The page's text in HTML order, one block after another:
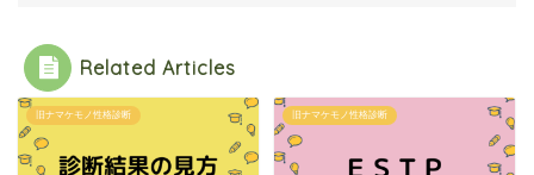
Related Articles
旧ナマケモノ性格診断 旧ナマケモノ性格診断